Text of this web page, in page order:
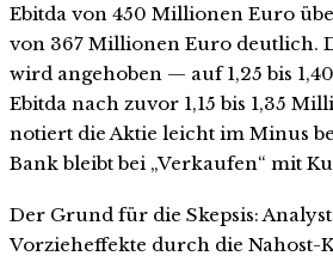
Ebitda von 450 Millionen Euro
von 367 Millionen Euro deutlich.
wird angehoben — auf 1,25 bis
Ebitda nach zuvor 1,15 bis 1,35
notiert die Aktie leicht im Minus
Bank bleibt bei „Verkaufen“ mit
Der Grund für die Skepsis:
Vorzieheffekte durch die Nahost-